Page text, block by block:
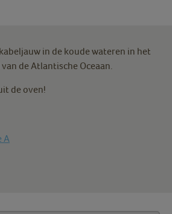
in de koude wateren in het
de Atlantische Oceaan.
de oven!